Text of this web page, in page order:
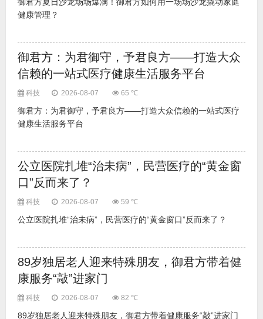
健康管理？
御君方：为君御守，予君良方——打造大众
信赖的一站式医疗健康生活服务平台
科技 2026-08-07 65 ℃
御君方：为君御守，予君良方——打造大众信赖的一站式医疗
健康生活服务平台
公立医院扎堆“治未病”，民营医疗的“黄金窗
口”反而来了？
科技 2026-08-07 59 ℃
公立医院扎堆“治未病”，民营医疗的“黄金窗口”反而来了？
89岁独居老人迎来特殊朋友，御君方带着健
康服务“敲”进家门
科技 2026-08-07 82 ℃
89岁独居老人迎来特殊朋友，御君方带着健康服务“敲”进家门